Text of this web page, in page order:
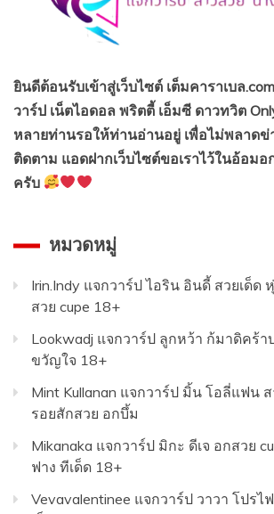
ยินดีต้อนรับเข้าสู่เว็บไซต์ เต็มคาราเบล
วาร์ป เน็ตไอดอล พริตตี้ เอ็มซี ดาวทวิต
หลายท่านรอให้ท่านอ่านอยู่ เพื่อไม่พลาดข่
ติดตาม แอดฝากเว็บไซต์ขอเราไว้ในอ้อม
ครับ
หมวดหมู่
Irin.Indy แจกวาร์ป ไอริน อินดี้ สวยเด็ด
สวย cupe 18+
Lookwadj แจกวาร์ป ลูกหว้า ก้มาดิคร้า
ขวัญใจ 18+
Mint Kullanan แจกวาร์ป มิ้น โอลี่แฟน
รอยสักสวย อกบึ้ม
Mikanaka แจกวาร์ป มิกะ ดีเจ อกสวย
ฟาง ทีเด็ด 18+
Vevavalentinee แจกวาร์ป วาวา โปรไ